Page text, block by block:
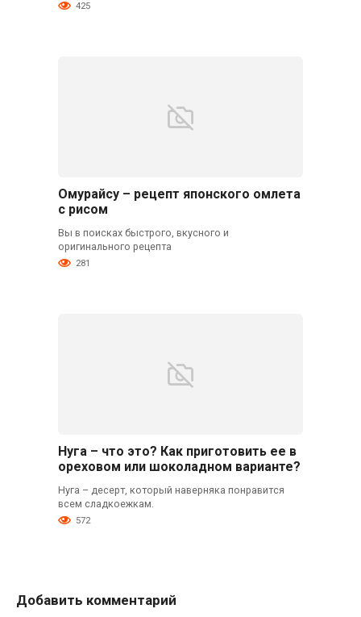
425
Омурайсу – рецепт японского омлета
с рисом
Вы в поисках быстрого, вкусного и
оригинального рецепта
281
Нуга – что это? Как приготовить ее в
ореховом или шоколадном варианте?
Нуга – десерт, который наверняка понравится
всем сладкоежкам.
572
Добавить комментарий